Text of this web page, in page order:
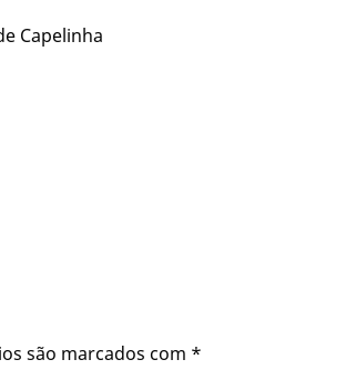
Capelinha
são marcados com *